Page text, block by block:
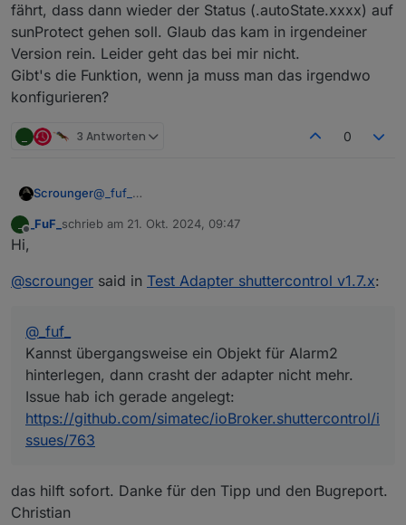
fährt, dass dann wieder der Status (.autoState.xxxx) auf
sunProtect gehen soll. Glaub das kam in irgendeiner
Version rein. Leider geht das bei mir nicht.
Gibt's die Funktion, wenn ja muss man das irgendwo
konfigurieren?
3 Antworten 0
Scrounger@ _fuf_
hinterlegen, dann crasht der adapter nicht mehr.
ssues/763
Mal noch eine andere Frage.
Sonnenschutzposition fährt, dass dann wieder der
Gibt's die Funktion, wenn ja muss man das
irgendwo konfigurieren?
_
Offline
_FuF_ schrieb am 21. Okt. 2024, 09:47
zuletzt editiert von
Hi,
@scrounger said in Test Adapter shuttercontrol v1.7.x:
@ _fuf_
Kannst übergangsweise ein Objekt für Alarm2
hinterlegen, dann crasht der adapter nicht mehr.
Issue hab ich gerade angelegt:
https://github.com/simatec/ioBroker.shuttercontrol/i
ssues/763
das hilft sofort. Danke für den Tipp und den Bugreport.
Christian